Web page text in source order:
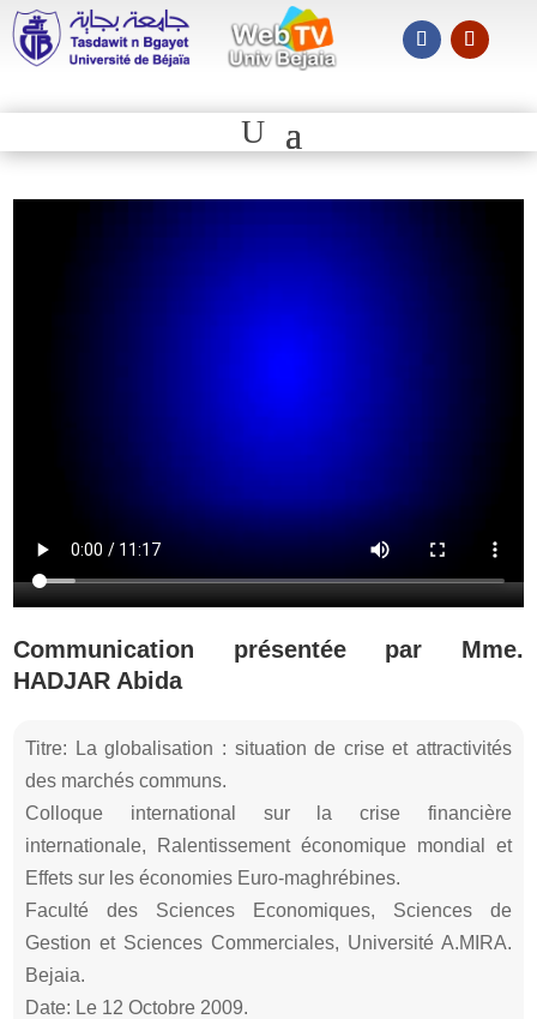
Communication présentée par Mme.
HADJAR Abida
Titre: La globalisation : situation de crise et attractivités
des marchés communs.
Colloque international sur la crise financière
internationale, Ralentissement économique mondial et
Effets sur les économies Euro-maghrébines.
Faculté des Sciences Economiques, Sciences de
Gestion et Sciences Commerciales, Université A.MIRA.
Bejaia.
Date: Le 12 Octobre 2009.